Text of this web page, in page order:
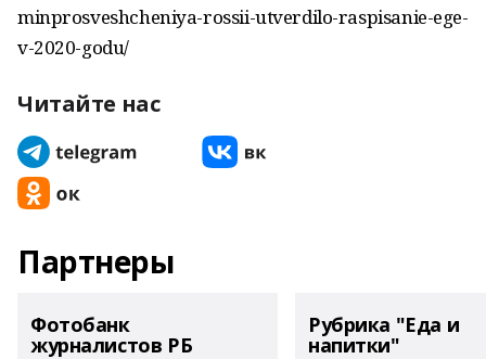
minprosveshcheniya-rossii-utverdilo-raspisanie-ege-
v-2020-godu/
Читайте нас
Партнеры
Фотобанк
журналистов РБ
Рубрика "Еда и
напитки"